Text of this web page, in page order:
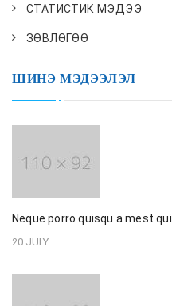
СТАТИСТИК МЭДЭЭ
ЗӨВЛӨГӨӨ
ШИНЭ МЭДЭЭЛЭЛ
Neque porro quisqu a mest qui
20 JULY